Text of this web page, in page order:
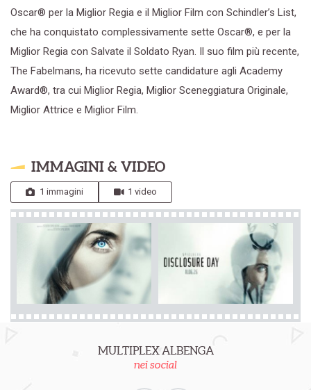
Oscar® per la Miglior Regia e il Miglior Film con Schindler’s List,
che ha conquistato complessivamente sette Oscar®, e per la
Miglior Regia con Salvate il Soldato Ryan. Il suo film più recente,
The Fabelmans, ha ricevuto sette candidature agli Academy
Award®, tra cui Miglior Regia, Miglior Sceneggiatura Originale,
Miglior Attrice e Miglior Film.
IMMAGINI & VIDEO
1 immagini 1 video
MULTIPLEX ALBENGA
nei social